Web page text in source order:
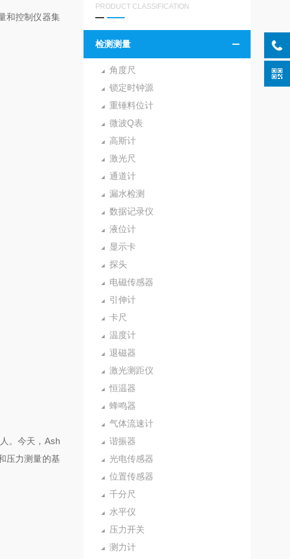
PRODUCT CLASSIFICATION
检测测量
角度尺
锁定时钟源
重锤料位计
微波Q表
高斯计
激光尺
通道计
漏水检测
数据记录仪
液位计
显示卡
探头
电磁传感器
引伸计
卡尺
温度计
退磁器
激光测距仪
恒温器
蜂鸣器
气体流速计
谐振器
光电传感器
位置传感器
千分尺
水平仪
压力开关
测力计
和控制仪器集
。今天，Ash
压力测量的基